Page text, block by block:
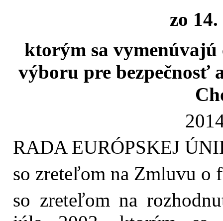
zo
ktorým sa
výboru pre bezpečnosť
RADA EURÓPSKEJ
so zreteľom na Zmluvu o
so zreteľom na